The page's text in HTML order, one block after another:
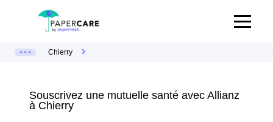
Chierry
Souscrivez une mutuelle santé avec Allianz
à Chierry